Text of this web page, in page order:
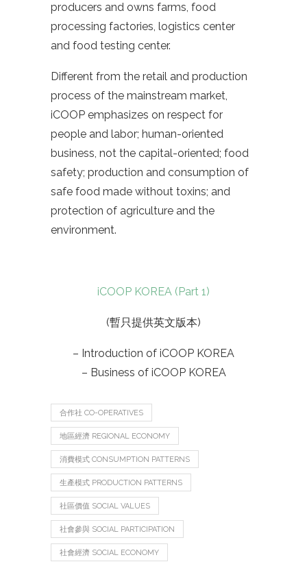
producers and owns farms, food
processing factories, logistics center
and food testing center.
Different from the retail and production
process of the mainstream market,
iCOOP emphasizes on respect for
people and labor; human-oriented
business, not the capital-oriented; food
safety; production and consumption of
safe food made without toxins; and
protection of agriculture and the
environment.
iCOOP KOREA (Part 1)
(暫只提供英文版本)
– Introduction of iCOOP KOREA
– Business of iCOOP KOREA
合作社 CO-OPERATIVES
地區經濟 REGIONAL ECONOMY
消費模式 CONSUMPTION PATTERNS
生產模式 PRODUCTION PATTERNS
社區價值 SOCIAL VALUES
社會參與 SOCIAL PARTICIPATION
社會經濟 SOCIAL ECONOMY